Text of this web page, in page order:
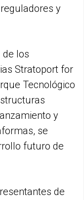
y
de los
Stratoport for
Tecnológico
y
se
futuro de
de